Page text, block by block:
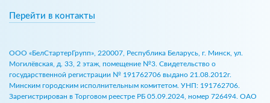
Перейти в контакты
ООО «БелСтартерГрупп», 220007, Республика Беларусь, г. Минск, ул.
Могилёвская, д. 33, 2 этаж, помещение №3. Свидетельство о
государственной регистрации № 191762706 выдано 21.08.2012г.
Минским городским исполнительным комитетом. УНП: 191762706.
Зарегистрирован в Торговом реестре РБ 05.09.2024, номер 726494. ОАО